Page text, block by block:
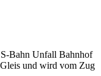
S-Bahn Unfall Bahnhof
und wird vom Zug